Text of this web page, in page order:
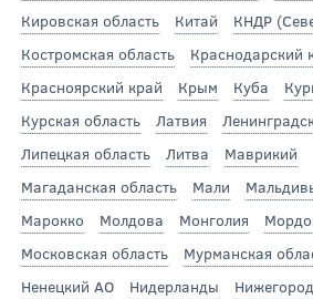
Кировская область
Китай КНДР
Костромская область
Краснодарский
Красноярский край
Крым Куба
Курская область
Латвия
Липецкая область
Литва
Маврикий
Магаданская область
Мали
Марокко
Молдова Монголия
Московская область
Мурманская
Ненецкий АО
Нидерланды